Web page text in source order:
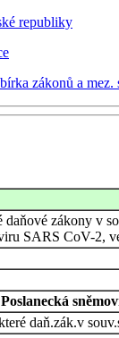
zákonů a mez.
daňové zákony v
SARS CoV-2,
daň.zák.v